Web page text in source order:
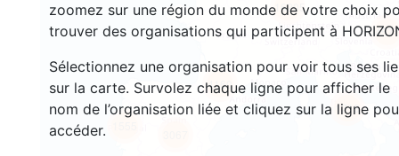
zoomez sur une région du monde de votre choix
trouver des organisations qui participent à
Sélectionnez une organisation pour voir tous ses
sur la carte. Survolez chaque ligne pour afficher le
nom de l’organisation liée et cliquez sur la ligne
accéder.
1718
4577
4160
16205